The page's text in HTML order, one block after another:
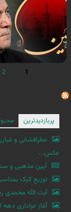
1
2
پربازدیدترین
عطرافشانی و
عکس...
آیین مذهبی و
توزیع کیک
آیت الله محمدی
آغاز عزاداری